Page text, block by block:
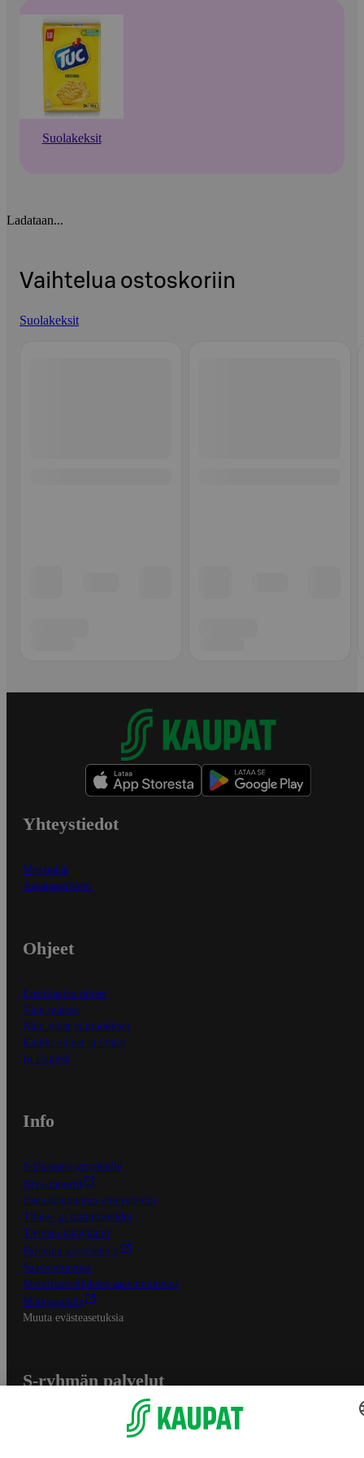
Suolakeksit
Ladataan...
Vaihtelua ostoskoriin
Suolakeksit
Yhteystiedot
Myymälät
Asiakaspalvelu
Ohjeet
Ensitilaajan ohjeet
Näin maksat
Näin tilaat ja muokkaat
Kaikki ohjeet ja vinkit
In English
Info
S-Business yrityksille
Oiva-raportit
Osuuskauppojen yhteystiedot
Tilaus- ja toimitusehdot
Tietosuojakäytäntö
Palvelun käyttöehdot
Saavutettavuus
Mobiilisovelluksen saavutettavuus
Mainostajalle
Muuta evästeasetuksia
S-ryhmän palvelut